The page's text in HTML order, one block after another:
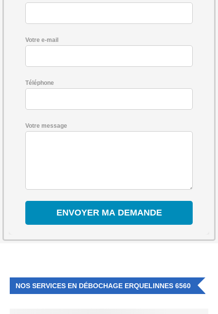
Votre e-mail
Téléphone
Votre message
NOS SERVICES EN DÉBOCHAGE ERQUELINNES 6560